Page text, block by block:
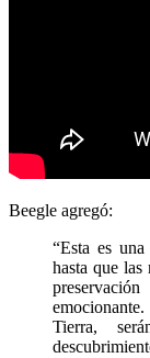
Beegle agregó:
“Esta es
hasta que las
Tierra,